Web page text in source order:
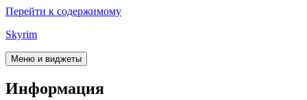
Перейти к содержимому
Skyrim
Меню и виджеты
Информация